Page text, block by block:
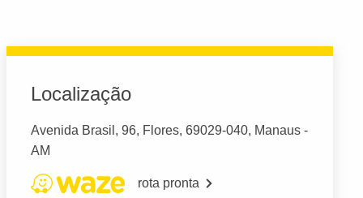
Localização
Avenida Brasil, 96, Flores, 69029-040, Manaus -
AM
rota pronta